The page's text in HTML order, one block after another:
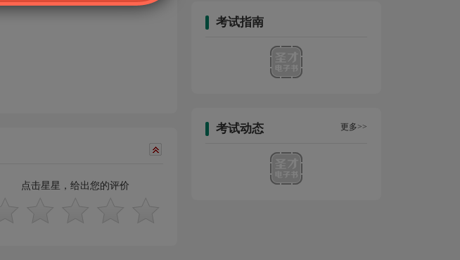
点击星星，给出您的评价
考试指南
考试动态 更多>>